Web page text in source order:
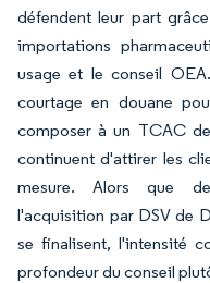
défendent leur part
importations
usage et le conseil
courtage en douane
composer à un TCAC
continuent d'attirer les
mesure. Alors que
l'acquisition par DSV de
se finalisent, l'intensité
profondeur du conseil